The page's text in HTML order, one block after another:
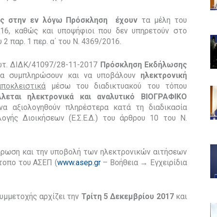
στην εν λόγω Πρόσκληση έχουν τα μέλη του
καθώς και υποψήφιοι που δεν υπηρετούν στο
2 παρ. 1 περ. α΄ του Ν. 4369/2016.
ΔΙΔΚ/41097/28-11-2017 Πρόσκληση Εκδήλωσης
συμπληρώσουν και να υποβάλουν ηλεκτρονική
μέσω του διαδικτυακού του τόπου
ηλεκτρονικά και αναλυτικό ΒΙΟΓΡΑΦΙΚΟ
αξιολογηθούν πληρέστερα κατά τη διαδικασία
Διοικήσεων (Ε.Σ.Ε.Δ.) του άρθρου 10 του Ν.
και την υποβολή των ηλεκτρονικών αιτήσεων
του ΑΣΕΠ (www.asep.gr– Βοήθεια → Εγχειρίδια
αρχίζει την Τρίτη 5 Δεκεμβρίου 2017και